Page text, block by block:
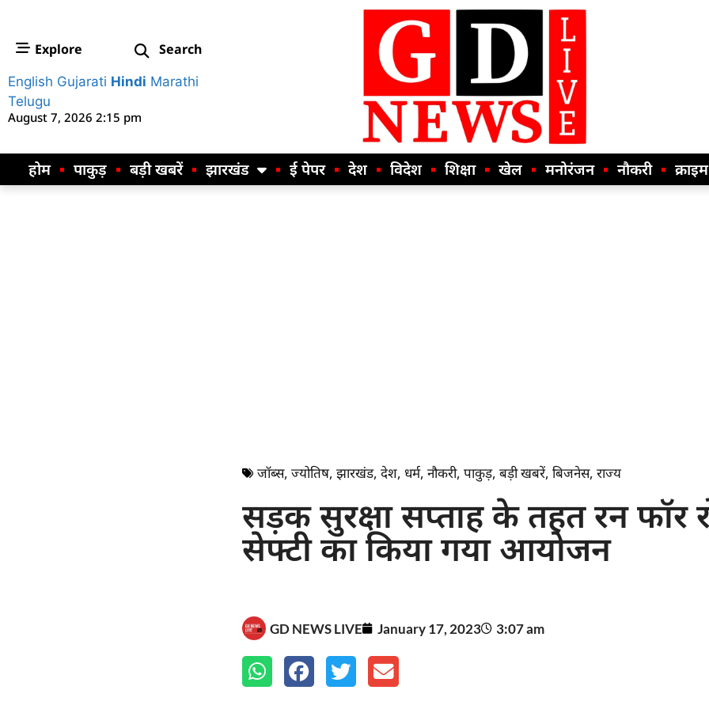
Explore Search
English Gujarati Hindi Marathi
Telugu
August 7, 2026 2:15 pm
होम पाकुड़ बड़ी खबरें झारखंड ई पेपर देश विदेश शिक्षा खेल मनोरंजन नौकरी क्राइम
जॉब्स, ज्योतिष, झारखंड, देश, धर्म, नौकरी, पाकुड़, बड़ी खबरें, बिजनेस, राज्य
सड़क सुरक्षा सप्ताह के तहत रन फॉर
सेफ्टी का किया गया आयोजन
GD NEWS LIVE January 17, 2023 3:07 am